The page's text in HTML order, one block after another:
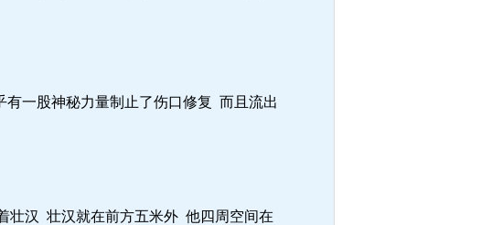
一股神秘力量制止了伤口修复 而且流出
汉 壮汉就在前方五米外 他四周空间在